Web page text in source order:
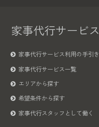
家事代行サービス
家事代行サービス利用の手引き
家事代行サービス一覧
エリアから探す
希望条件から探す
家事代行スタッフとして働く